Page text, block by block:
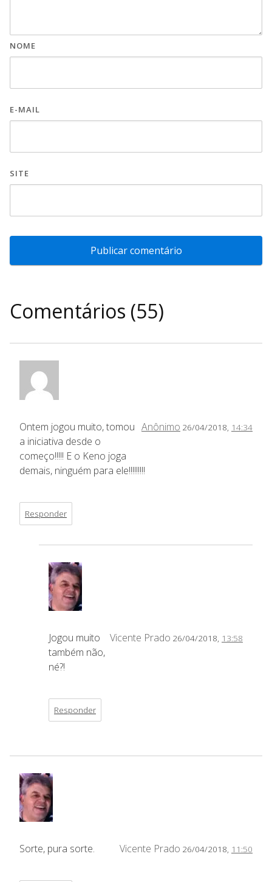
NOME
E-MAIL
SITE
Comentários (55)
Anônimo 26/04/2018, 14:34
Ontem jogou muito, tomou
a iniciativa desde o
começo!!!!! E o Keno joga
demais, ninguém para ele!!!!!!!!!
Responder
Vicente Prado 26/04/2018, 13:58
Jogou muito
também não,
né?!
Responder
Vicente Prado 26/04/2018, 11:50
Sorte, pura sorte.